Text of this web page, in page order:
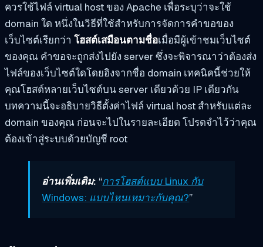
ควรใช้ไฟล์ virtual host ของ Apache เพื่อระบุว่าจะใช้
domain ใด หนึ่งในวิธีที่ใช้สำหรับการจัดการคำขอของ
เว็บไซต์เรียกว่า โฮสต์เสมือนตามชื่อเมื่อมีผู้เข้าชมเว็บไซต์
ของคุณ คำขอจะถูกส่งไปยัง server ซึ่งจะพิจารณาว่าต้องส่ง
ไฟล์ของเว็บไซต์ใดโดยอิงจากชื่อ domain เทคนิคนี้ช่วยให้
คุณโฮสต์หลายเว็บไซต์บน server เดียวด้วย IP เดียวกัน
บทความนี้จะอธิบายวิธีตั้งค่าไฟล์ virtual host สำหรับแต่ละ
domain ของคุณ ก่อนจะไปในรายละเอียด โปรดจำไว้ว่าคุณ
ต้องเข้าสู่ระบบด้วยบัญชี root
อ่านเพิ่มเติม: “การโฮสต์แบบ Linux กับ
Windows: แบบไหนเหมาะกับคุณ?”